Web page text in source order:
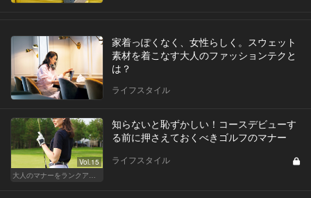
家着っぽくなく、女性らしく。スウェット
素材を着こなす大人のファッションテクと
は？
ライフスタイル
Vol.15
大人のマナーをランクアップせよ
知らないと恥ずかしい！コースデビューす
る前に押さえておくべきゴルフのマナー
ライフスタイル